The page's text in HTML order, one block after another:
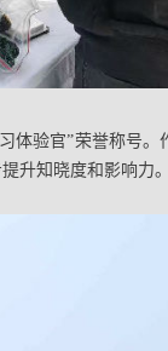
体验官”荣誉称号。
升知晓度和影响力。